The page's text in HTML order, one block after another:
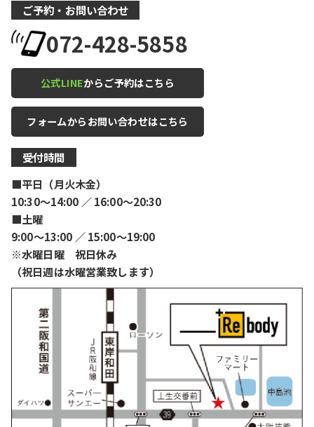
ご予約・お問い合わせ
072-428-5858
公式LINEからご予約はこちら
フォームからお問い合わせはこちら
受付時間
■平日（月火木金）
10:30〜14:00 ／ 16:00〜20:30
■土曜
9:00〜13:00 ／ 15:00〜19:00
※水曜日曜 祝日休み
（祝日週は水曜営業致します）